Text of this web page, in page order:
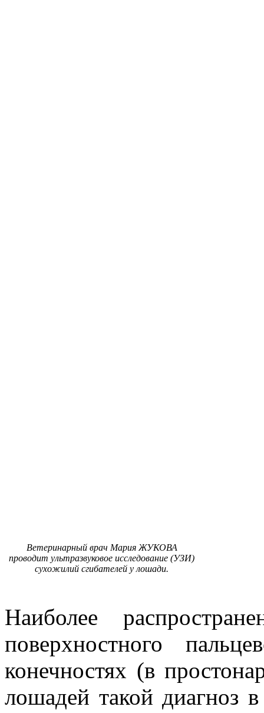
Ветеринарный врач Мария ЖУКОВА
проводит ультразвуковое исследование (УЗИ)
сухожилий сгибателей у лошади.
Наиболее
поверхностного
конечностях (в
лошадей такой диагноз